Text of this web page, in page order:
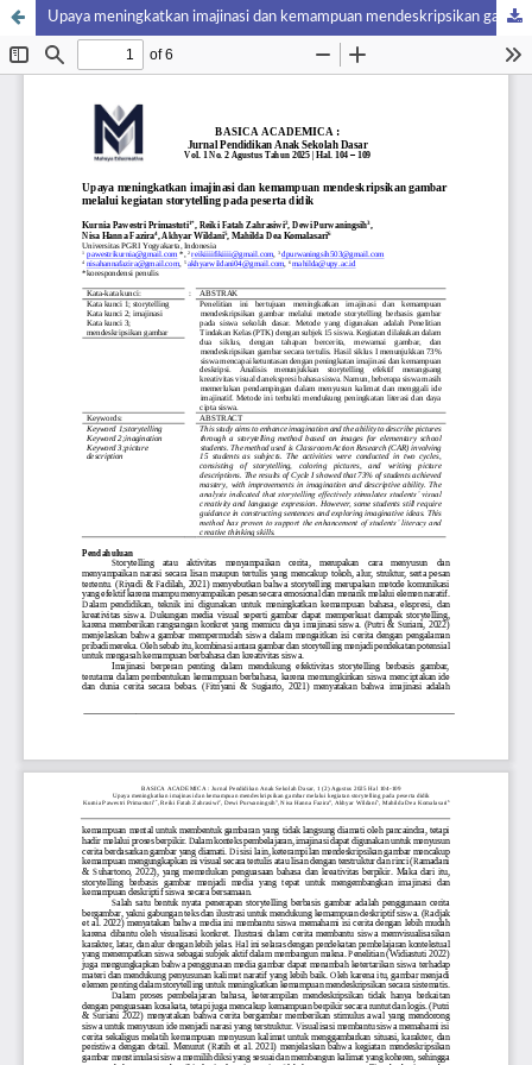
Upaya meningkatkan imajinasi dan kemampuan mendeskripsikan gambar melalui kegiatan storytelling pada peserta didik